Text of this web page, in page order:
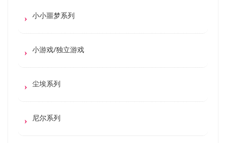
小小噩梦系列
小游戏/独立游戏
尘埃系列
尼尔系列